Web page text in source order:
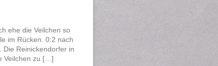
ehe die Veilchen so
im Rücken. 0:2 nach
Die Reinickendorfer in
Veilchen zu […]